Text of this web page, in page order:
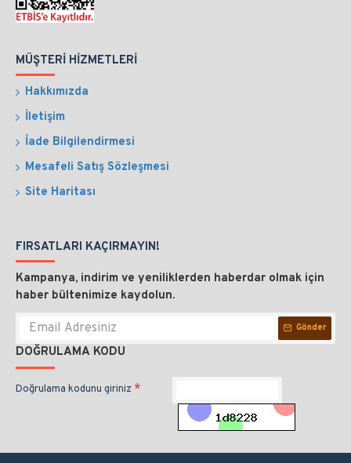
MÜŞTERI HIZMETLERI
Hakkımızda
İletişim
İade Bilgilendirmesi
Mesafeli Satış Sözleşmesi
Site Haritası
FIRSATLARI KAÇIRMAYIN!
Kampanya, indirim ve yeniliklerden haberdar olmak için
haber bültenimize kaydolun.
Gönder
DOĞRULAMA KODU
Doğrulama kodunu giriniz